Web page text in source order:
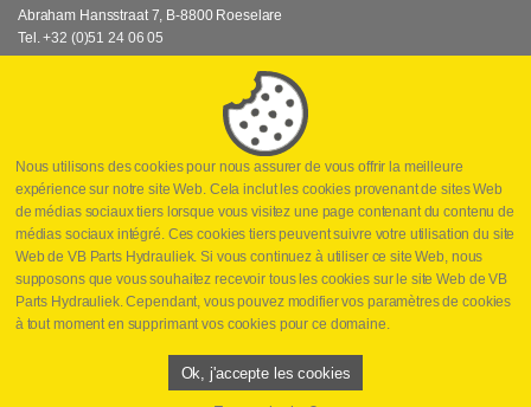
Abraham Hansstraat 7, B-8800 Roeselare
Tel. +32 (0)51 24 06 05
⏳ Dernier mois de promotion Webtec!
Promotion Webtec Equipements De Test Portatifs
⏳Dernière chance pour notre promotion sur
les raccords rapides!
1 juin 2026
Lire plus
Copyright ©2026VB Parts hydraulique Disclaimer
Conditions générales de vente
Nous utilisons des cookies pour nous assurer de vous offrir la meilleure
expérience sur notre site Web. Cela inclut les cookies provenant de sites Web
de médias sociaux tiers lorsque vous visitez une page contenant du contenu de
médias sociaux intégré. Ces cookies tiers peuvent suivre votre utilisation du site
Web de VB Parts Hydrauliek. Si vous continuez à utiliser ce site Web, nous
supposons que vous souhaitez recevoir tous les cookies sur le site Web de VB
Parts Hydrauliek. Cependant, vous pouvez modifier vos paramètres de cookies
à tout moment en supprimant vos cookies pour ce domaine.
Ok, j'accepte les cookies